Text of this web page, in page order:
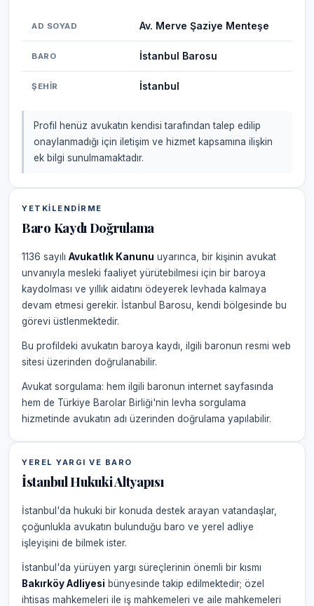
AD SOYAD Av. Merve Şaziye Menteşe
BARO İstanbul Barosu
ŞEHIR İstanbul
Profil henüz avukatın kendisi tarafından talep edilip
onaylanmadığı için iletişim ve hizmet kapsamına ilişkin
ek bilgi sunulmamaktadır.
YETKILENDIRME
Baro Kaydı Doğrulama
1136 sayılı Avukatlık Kanunu uyarınca, bir kişinin avukat
unvanıyla mesleki faaliyet yürütebilmesi için bir baroya
kaydolması ve yıllık aidatını ödeyerek levhada kalmaya
devam etmesi gerekir. İstanbul Barosu, kendi bölgesinde bu
görevi üstlenmektedir.
Bu profildeki avukatın baroya kaydı, ilgili baronun resmi web
sitesi üzerinden doğrulanabilir.
Avukat sorgulama: hem ilgili baronun internet sayfasında
hem de Türkiye Barolar Birliği'nin levha sorgulama
hizmetinde avukatın adı üzerinden doğrulama yapılabilir.
YEREL YARGI VE BARO
İstanbul Hukuki Altyapısı
İstanbul'da hukuki bir konuda destek arayan vatandaşlar,
çoğunlukla avukatın bulunduğu baro ve yerel adliye
işleyişini de bilmek ister.
İstanbul'da yürüyen yargı süreçlerinin önemli bir kısmı
Bakırköy Adliyesi bünyesinde takip edilmektedir; özel
ihtisas mahkemeleri ile iş mahkemeleri ve aile mahkemeleri